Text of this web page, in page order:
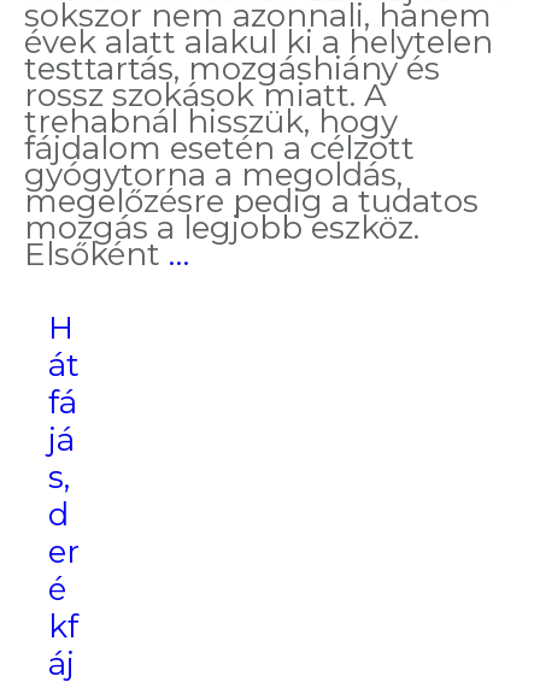
sokszor nem azonnali, hanem
évek alatt alakul ki a helytelen
testtartás, mozgáshiány és
rossz szokások miatt. A
trehabnál hisszük, hogy
fájdalom esetén a célzott
gyógytorna a megoldás,
megelőzésre pedig a tudatos
mozgás a legjobb eszköz.
Elsőként … Felső
H
át
fá
já
s,
d
er
é
kf
áj